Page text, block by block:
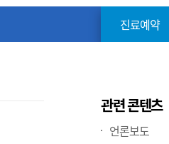
진료예약
관련 콘텐츠
언론보도